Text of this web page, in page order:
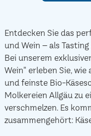
Entdecken Sie das
und Wein – als
Bei unserem
Wein" erleben Sie, wie
und feinste Bio-
Molkereien Allgäu zu
verschmelzen. Es
zusammengehört: